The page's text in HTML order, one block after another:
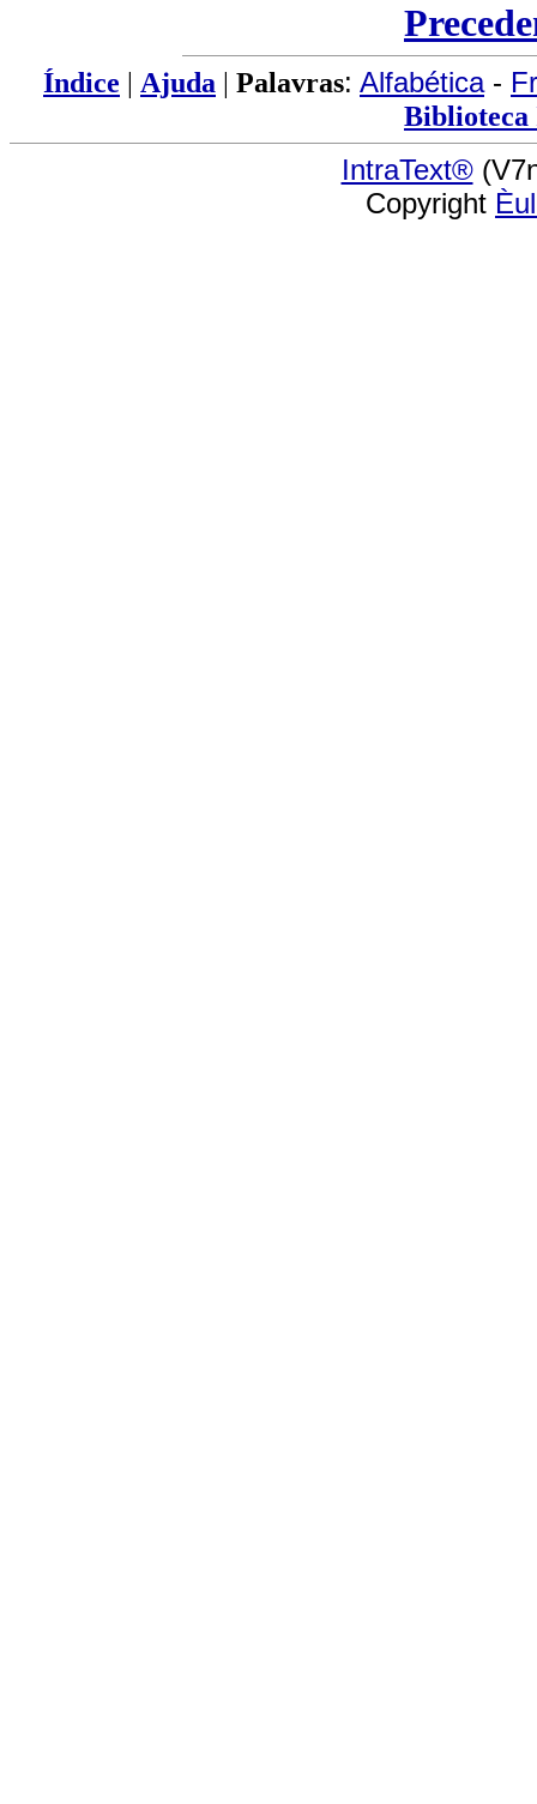
Índice | Ajuda | Palavras: Alfabética-
IntraText®
Copyright